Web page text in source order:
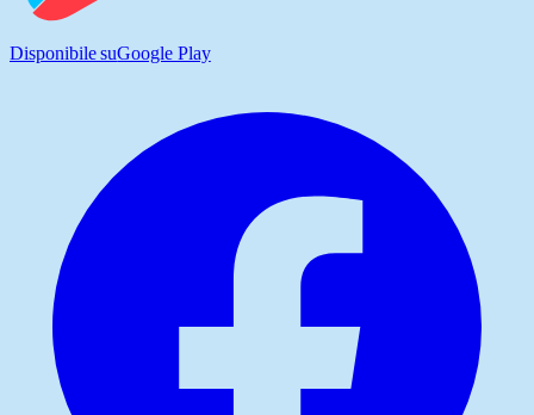
Disponibile suGoogle Play